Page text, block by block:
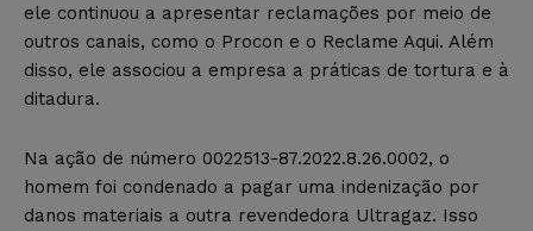
ele continuou a apresentar reclamações por meio de
outros canais, como o Procon e o Reclame Aqui. Além
disso, ele associou a empresa a práticas de tortura e à
ditadura.
Na ação de número 0022513-87.2022.8.26.0002, o
homem foi condenado a pagar uma indenização por
danos materiais a outra revendedora Ultragaz. Isso